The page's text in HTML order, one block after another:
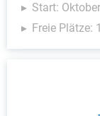
Start:
Freie Plätze: 1